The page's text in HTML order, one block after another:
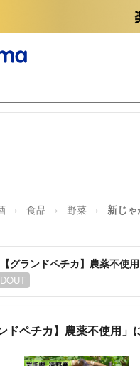
食品 野菜 新じ
グランドペチカ】農薬不使用
ドペチカ】農薬不使用」